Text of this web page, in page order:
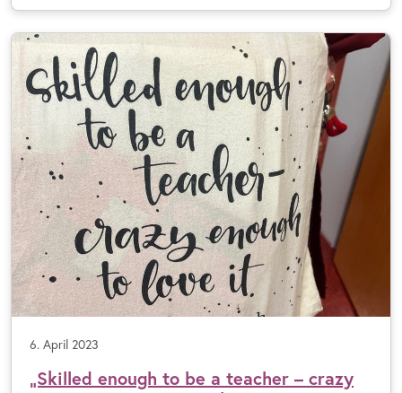
6. April 2023
„Skilled enough to be a teacher – crazy